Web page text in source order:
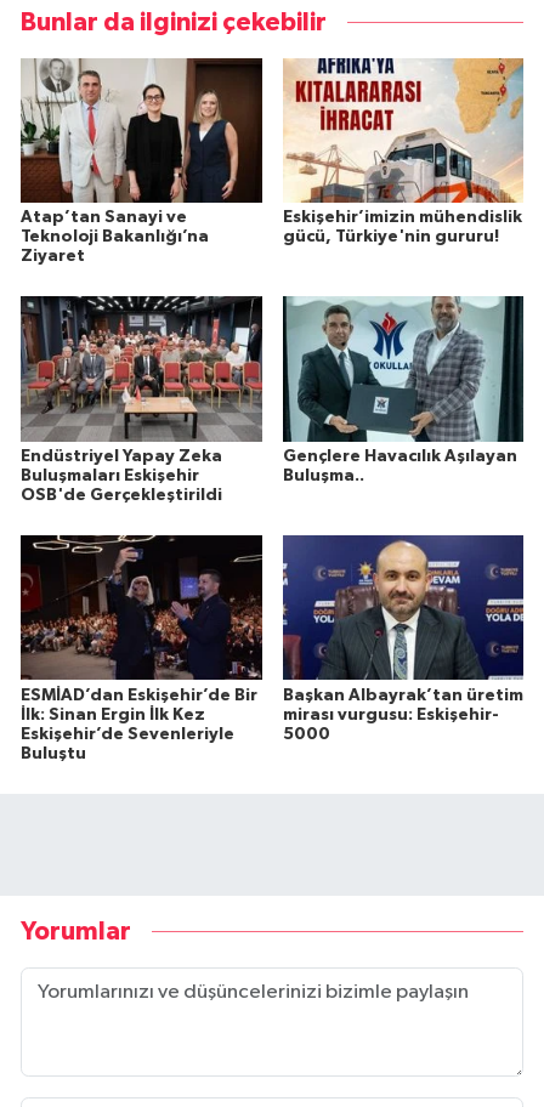
Bunlar da ilginizi çekebilir
Atap’tan Sanayi ve
Teknoloji Bakanlığı’na
Ziyaret
Eskişehir’imizin mühendislik
gücü, Türkiye'nin gururu!
Endüstriyel Yapay Zeka
Buluşmaları Eskişehir
OSB'de Gerçekleştirildi
Gençlere Havacılık Aşılayan
Buluşma..
ESMİAD’dan Eskişehir’de Bir
İlk: Sinan Ergin İlk Kez
Eskişehir’de Sevenleriyle
Buluştu
Başkan Albayrak’tan üretim
mirası vurgusu: Eskişehir-
5000
Yorumlar